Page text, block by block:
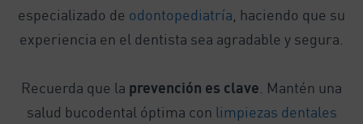
especializado de odontopediatría , haciendo que su
experiencia en el dentista sea agradable y segura.
Recuerda que la prevención es clave . Mantén una
salud bucodental óptima con limpiezas dentales